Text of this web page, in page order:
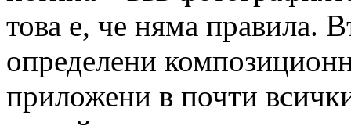
това е, че няма правила.
определени
приложени в почти